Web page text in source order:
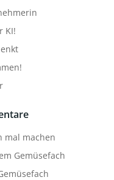
KI!
mal machen
Gemüsefach